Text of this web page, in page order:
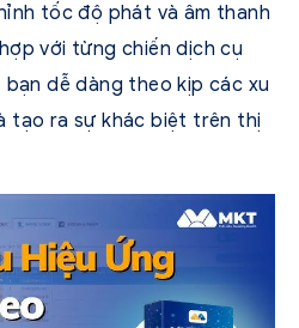
tốc độ phát và âm thanh
với từng chiến dịch cụ
dễ dàng theo kịp các xu
tạo ra sự khác biệt trên thị